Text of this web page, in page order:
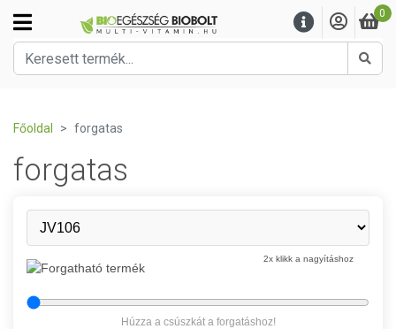
0
Főoldal forgatas
forgatas
2x klikk a nagyításhoz
Húzza a csúszkát a forgatáshoz!